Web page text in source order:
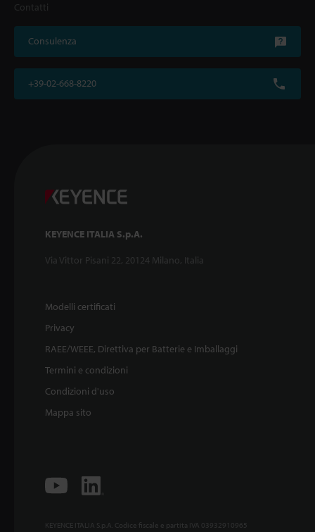
Contatti
Consulenza
+39-02-668-8220
KEYENCE ITALIA S.p.A.
Via Vittor Pisani 22, 20124 Milano, Italia
Modelli certificati
Privacy
RAEE/WEEE, Direttiva per Batterie e Imballaggi
Termini e condizioni
Condizioni d'uso
Mappa sito
KEYENCE ITALIA S.p.A. Codice fiscale e partita IVA 03932910965